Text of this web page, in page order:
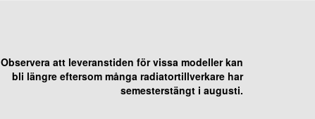
Observera att leveranstiden för vissa modeller kan
bli längre eftersom många radiatortillverkare har
semesterstängt i augusti.